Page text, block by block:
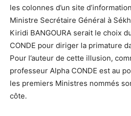
les colonnes d’un site
Ministre Secrétaire Général à
Kiridi BANGOURA serait le choix
CONDE pour diriger la primature
Pour l’auteur de cette illusion,
professeur Alpha CONDE est au
les premiers Ministres nommés
côte.